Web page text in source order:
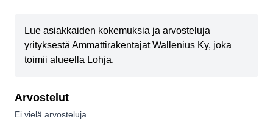
Lue asiakkaiden kokemuksia ja arvosteluja
yrityksestä Ammattirakentajat Wallenius Ky, joka
toimii alueella Lohja.
Arvostelut
Ei vielä arvosteluja.